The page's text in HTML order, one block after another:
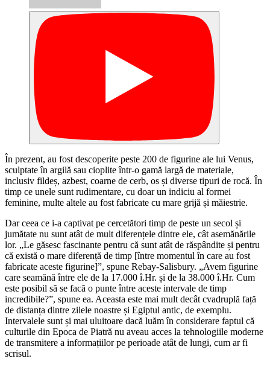
În prezent, au fost descoperite peste 200 de figurine ale lui Venus,
sculptate în argilă sau cioplite într-o gamă largă de materiale,
inclusiv fildeș, azbest, coarne de cerb, os și diverse tipuri de rocă. În
timp ce unele sunt rudimentare, cu doar un indiciu al formei
feminine, multe altele au fost fabricate cu mare grijă și măiestrie.
Dar ceea ce i-a captivat pe cercetători timp de peste un secol și
jumătate nu sunt atât de mult diferențele dintre ele, cât asemănările
lor. „Le găsesc fascinante pentru că sunt atât de răspândite și pentru
că există o mare diferență de timp [între momentul în care au fost
fabricate aceste figurine]”, spune Rebay-Salisbury. „Avem figurine
care seamănă între ele de la 17.000 î.Hr. și de la 38.000 î.Hr. Cum
este posibil să se facă o punte între aceste intervale de timp
incredibile?”, spune ea. Aceasta este mai mult decât cvadruplă față
de distanța dintre zilele noastre și Egiptul antic, de exemplu.
Intervalele sunt și mai uluitoare dacă luăm în considerare faptul că
culturile din Epoca de Piatră nu aveau acces la tehnologiile moderne
de transmitere a informațiilor pe perioade atât de lungi, cum ar fi
scrisul.